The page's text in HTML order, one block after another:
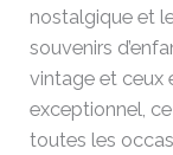
nostalgique et
souvenirs
vintage et ceux
exceptionnel,
toutes les